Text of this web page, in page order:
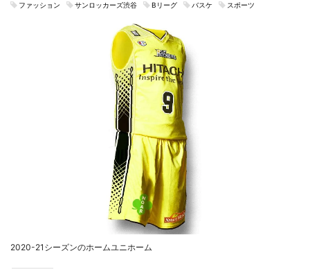
ファッション サンロッカーズ渋谷 Bリーグ バスケ スポーツ
2020-21シーズンのホームユニホーム